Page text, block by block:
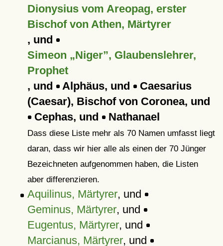
Dionysius vom Areopag, erster
Bischof von Athen, Märtyrer
, und
Simeon „Niger”, Glaubenslehrer,
Prophet
, und Alphäus, und Caesarius
(Caesar), Bischof von Coronea, und
Cephas, und Nathanael
Dass diese Liste mehr als 70 Namen umfasst liegt
daran, dass wir hier alle als einen der 70 Jünger
Bezeichneten aufgenommen haben, die Listen
aber differenzieren.
Aquilinus, Märtyrer, und
Geminus, Märtyrer, und
Eugentus, Märtyrer, und
Marcianus, Märtyrer, und